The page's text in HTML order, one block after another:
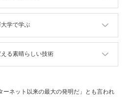
学で学ぶ
る素晴らしい技術
ーネット以来の最大の発明だ」とも言われ